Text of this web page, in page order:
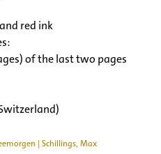
red ink
of the last two pages
| Schillings, Max